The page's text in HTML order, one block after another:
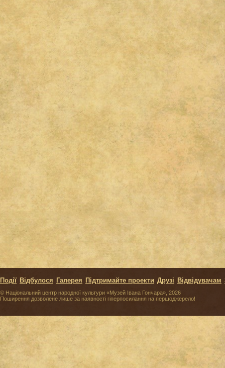
© Національний центр народної культури «Музей Івана Гончара», 2026
Поширення дозволене лише за наявності гіперпосилання на першоджерело!
Події Відбулося Галерея Підтримайте проекти Друзі Відвідувачам